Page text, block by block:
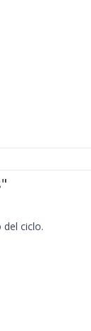
del ciclo.